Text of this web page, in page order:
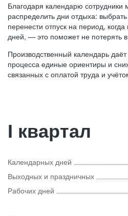
Благодаря календарю сотрудники
распределить дни отдыха:
перенести отпуск на период,
дней, — это поможет не потерять в
Производственный календарь
процесса единые ориентиры и
связанных с оплатой труда и
I квартал
Календарных дней
Выходных и праздничных
Рабочих дней